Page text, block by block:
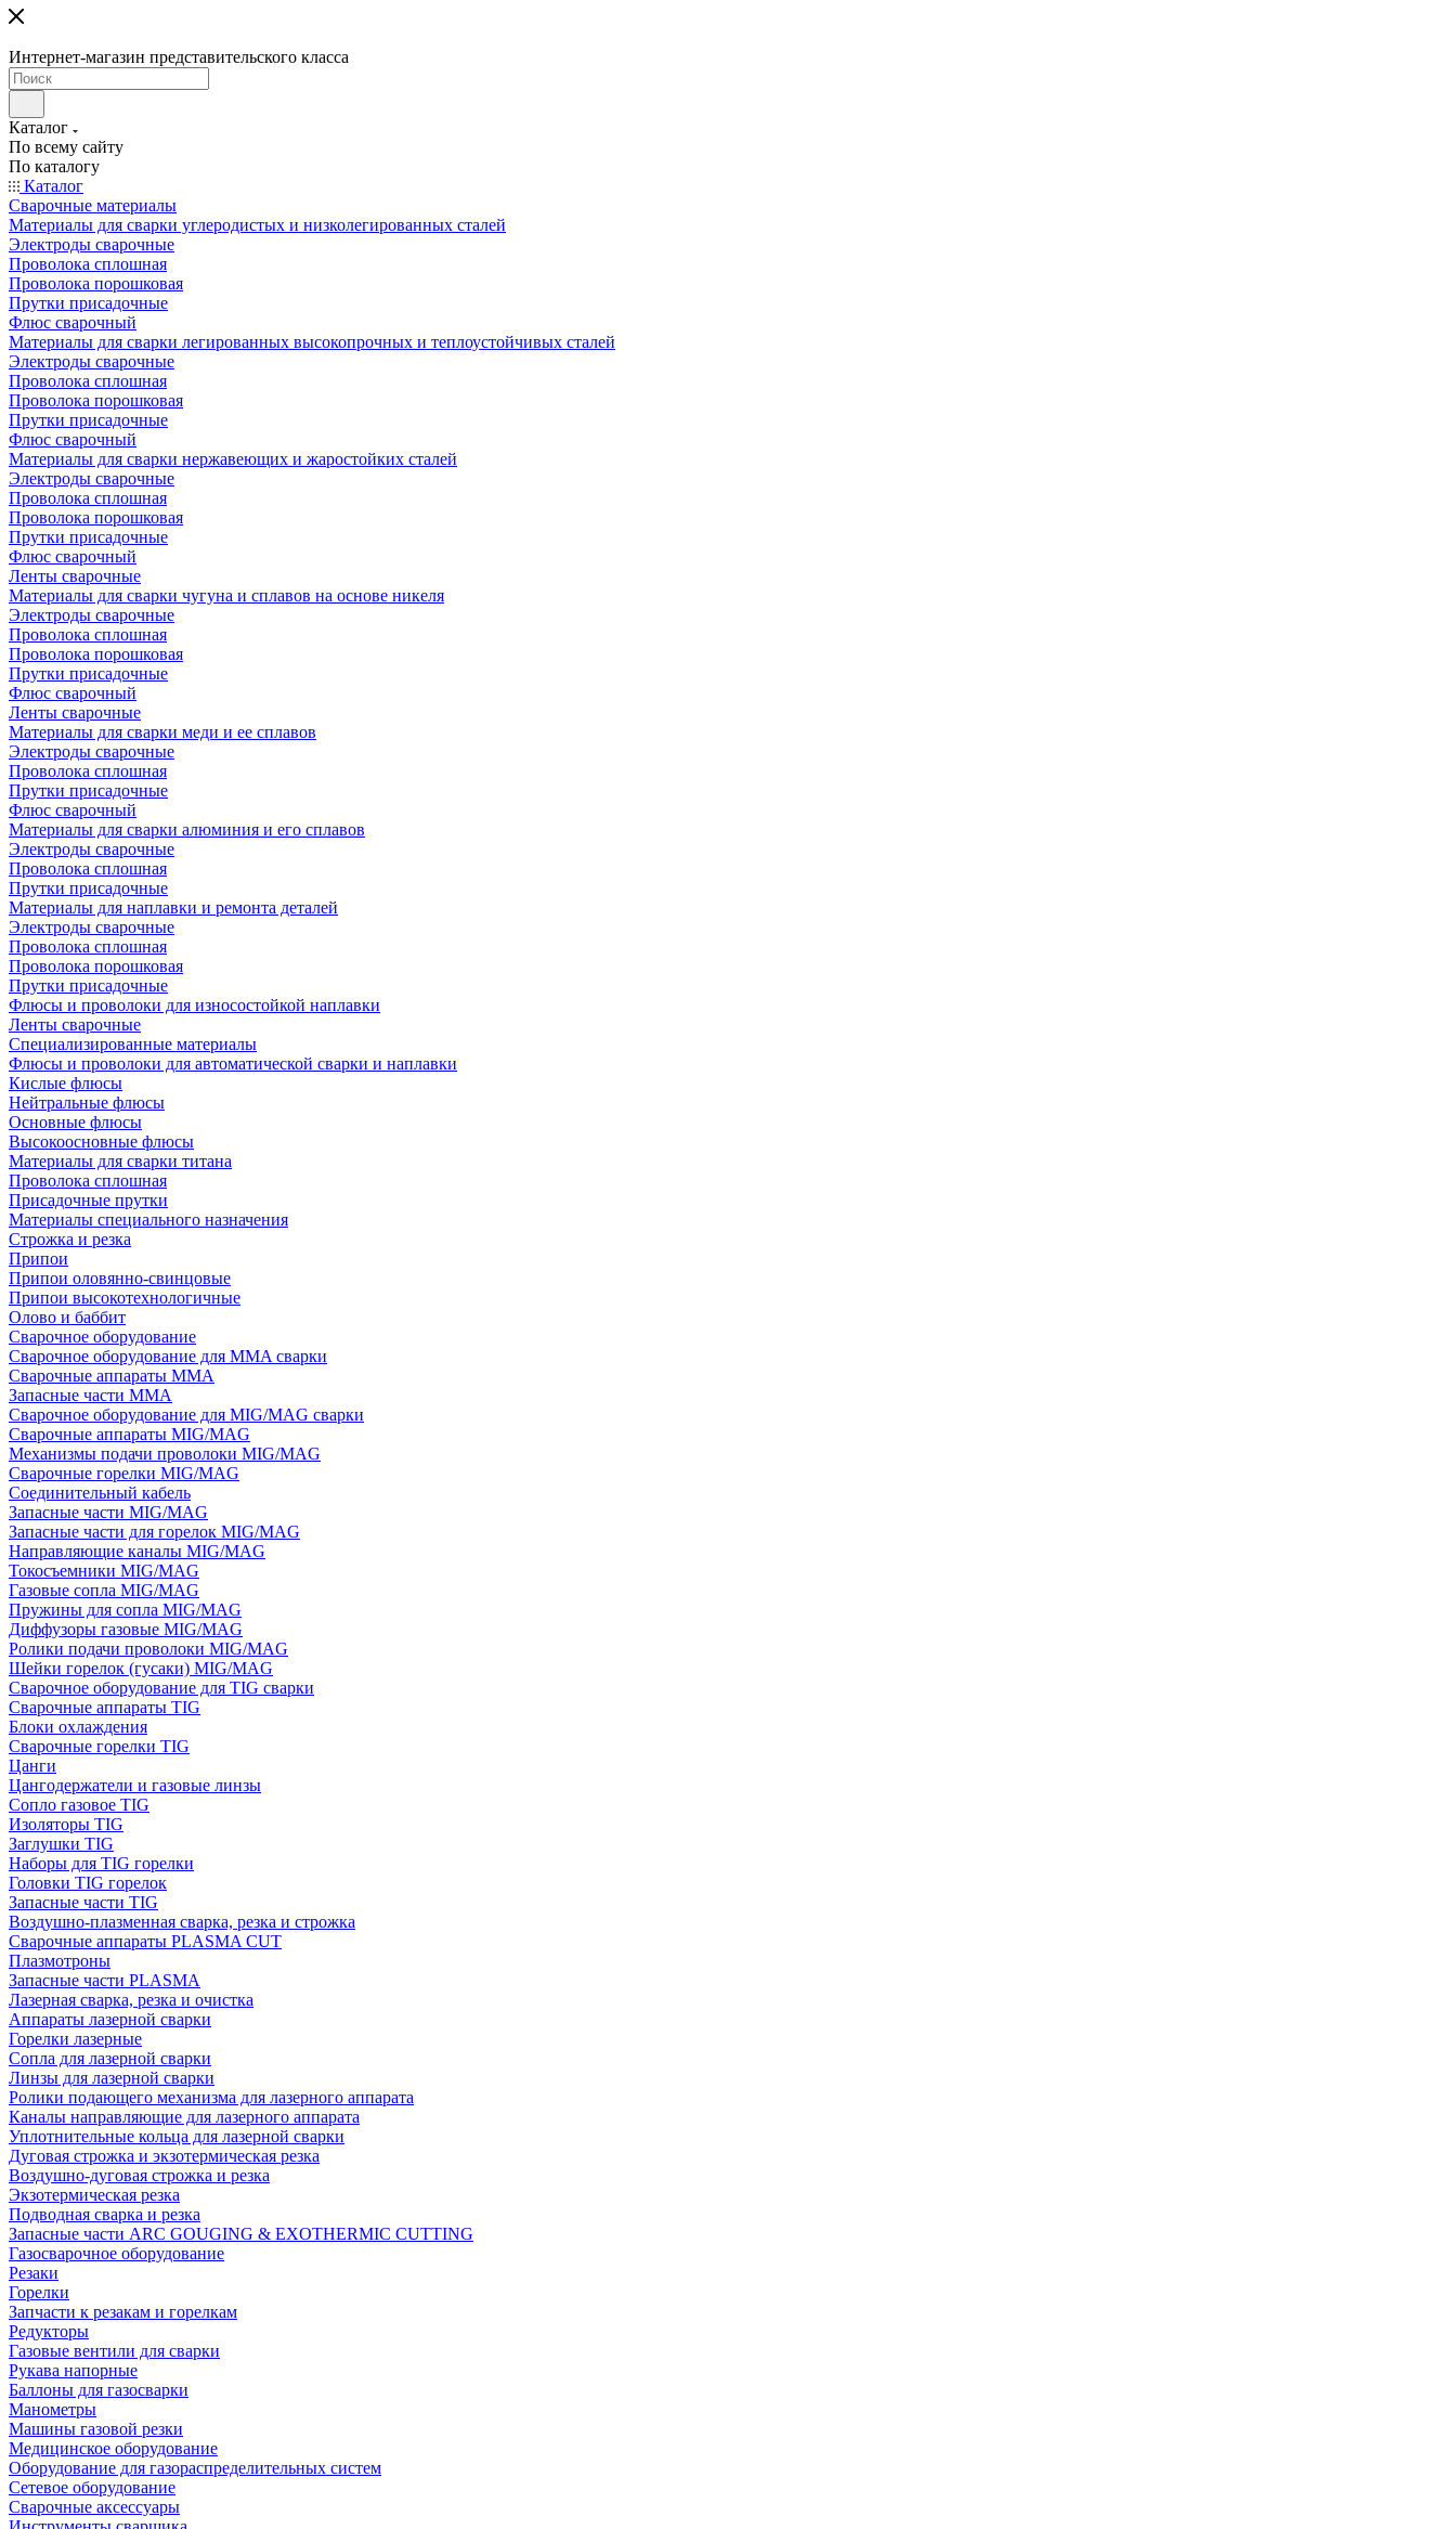
Интернет-магазин представительского класса
Каталог
По всему сайту
По каталогу
Каталог
Сварочные материалы
Материалы для сварки углеродистых и низколегированных сталей
Электроды сварочные
Проволока сплошная
Проволока порошковая
Прутки присадочные
Флюс сварочный
Материалы для сварки легированных высокопрочных и теплоустойчивых сталей
Электроды сварочные
Проволока сплошная
Проволока порошковая
Прутки присадочные
Флюс сварочный
Материалы для сварки нержавеющих и жаростойких сталей
Электроды сварочные
Проволока сплошная
Проволока порошковая
Прутки присадочные
Флюс сварочный
Ленты сварочные
Материалы для сварки чугуна и сплавов на основе никеля
Электроды сварочные
Проволока сплошная
Проволока порошковая
Прутки присадочные
Флюс сварочный
Ленты сварочные
Материалы для сварки меди и ее сплавов
Электроды сварочные
Проволока сплошная
Прутки присадочные
Флюс сварочный
Материалы для сварки алюминия и его сплавов
Электроды сварочные
Проволока сплошная
Прутки присадочные
Материалы для наплавки и ремонта деталей
Электроды сварочные
Проволока сплошная
Проволока порошковая
Прутки присадочные
Флюсы и проволоки для износостойкой наплавки
Ленты сварочные
Специализированные материалы
Флюсы и проволоки для автоматической сварки и наплавки
Кислые флюсы
Нейтральные флюсы
Основные флюсы
Высокоосновные флюсы
Материалы для сварки титана
Проволока сплошная
Присадочные прутки
Материалы специального назначения
Строжка и резка
Припои
Припои оловянно-свинцовые
Припои высокотехнологичные
Олово и баббит
Сварочное оборудование
Сварочное оборудование для MMA сварки
Сварочные аппараты MMA
Запасные части MMA
Сварочное оборудование для MIG/MAG сварки
Сварочные аппараты MIG/MAG
Механизмы подачи проволоки MIG/MAG
Сварочные горелки MIG/MAG
Соединительный кабель
Запасные части MIG/MAG
Запасные части для горелок MIG/MAG
Направляющие каналы MIG/MAG
Токосъемники MIG/MAG
Газовые сопла MIG/MAG
Пружины для сопла MIG/MAG
Диффузоры газовые MIG/MAG
Ролики подачи проволоки MIG/MAG
Шейки горелок (гусаки) MIG/MAG
Сварочное оборудование для TIG сварки
Сварочные аппараты TIG
Блоки охлаждения
Сварочные горелки TIG
Цанги
Цангодержатели и газовые линзы
Сопло газовое TIG
Изоляторы TIG
Заглушки TIG
Наборы для TIG горелки
Головки TIG горелок
Запасные части TIG
Воздушно-плазменная сварка, резка и строжка
Сварочные аппараты PLASMA CUT
Плазмотроны
Запасные части PLASMA
Лазерная сварка, резка и очистка
Аппараты лазерной сварки
Горелки лазерные
Сопла для лазерной сварки
Линзы для лазерной сварки
Ролики подающего механизма для лазерного аппарата
Каналы направляющие для лазерного аппарата
Уплотнительные кольца для лазерной сварки
Дуговая строжка и экзотермическая резка
Воздушно-дуговая строжка и резка
Экзотермическая резка
Подводная сварка и резка
Запасные части ARC GOUGING & EXOTHERMIC CUTTING
Газосварочное оборудование
Резаки
Горелки
Запчасти к резакам и горелкам
Редукторы
Газовые вентили для сварки
Рукава напорные
Баллоны для газосварки
Манометры
Машины газовой резки
Медицинское оборудование
Оборудование для газораспределительных систем
Сетевое оборудование
Сварочные аксессуары